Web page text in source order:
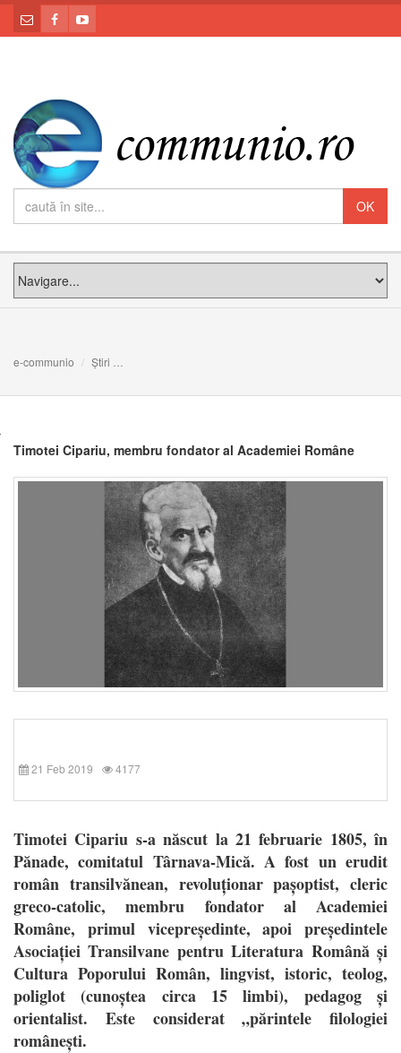
e-communio Știri
Timotei Cipariu, membru fondator al Academiei Române
21 Feb 2019 4177
Timotei Cipariu s-a născut la 21 februarie 1805, în
Pănade, comitatul Târnava-Mică. A fost un erudit
român transilvănean, revoluționar pașoptist, cleric
greco-catolic, membru fondator al Academiei
Române, primul vicepreședinte, apoi președintele
Asociației Transilvane pentru Literatura Română și
Cultura Poporului Român, lingvist, istoric, teolog,
poliglot (cunoștea circa 15 limbi), pedagog și
orientalist. Este considerat „părintele filologiei
românești.